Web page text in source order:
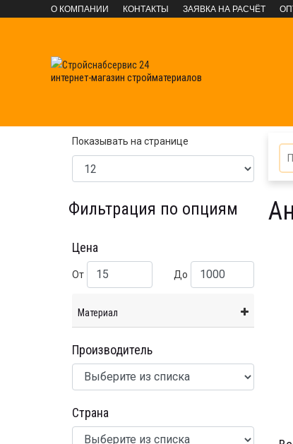
О КОМПАНИИ КОНТАКТЫ ЗАЯВКА НА РАСЧЁТ
интернет-магазин стройматериалов
Показывать на странице
Фильтрация по опциям
Цена
От До
Материал
Производитель
Страна